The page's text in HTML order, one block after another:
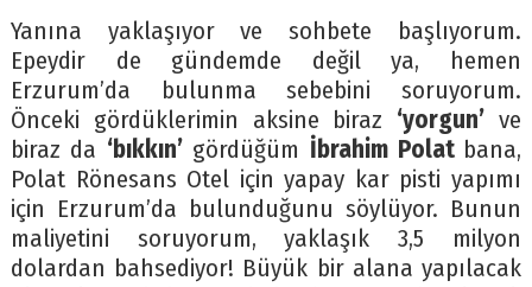
Yanına yaklaşıyor ve sohbete başlıyorum.
Epeydir de gündemde değil ya, hemen
Erzurum’da bulunma sebebini soruyorum.
Önceki gördüklerimin aksine biraz ‘yorgun’ ve
biraz da ‘bıkkın’gördüğüm İbrahim Polat bana,
Polat Rönesans Otel için yapay kar pisti yapımı
için Erzurum’da bulunduğunu söylüyor. Bunun
maliyetini soruyorum, yaklaşık 3,5 milyon
dolardan bahsediyor! Büyük bir alana yapılacak